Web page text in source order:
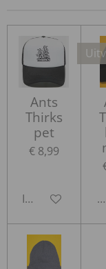
Ants
Thirks
pet
€ 8,99
In winkelwagen